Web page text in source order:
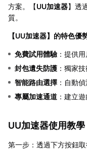
方案。【UU加速器】透
質。
【UU加速器】的特色優
免費試用體驗 ：提供
封包遺失防護 ：獨家
智能路由選擇 ：自動
專屬加速通道 ：建立
UU加速器使用教學
第一步：透過下方按鈕